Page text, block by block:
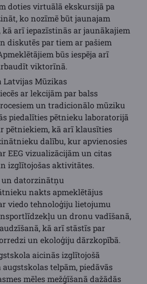
doties virtuālā ekskursijā pa
ko nozīmē būt jaunajam
arī iepazīstinās ar jaunākajiem
diskutēs par tiem ar pašiem
būs iespēja arī
viktorīnā.
Latvijas Mūzikas
ar lekcijām par balss
un tradicionālo mūziku
piedalīties pētnieku laboratorijā
pētniekiem, kā arī klausīties
dalību, kur apvienosies
EEG vizualizācijām un citas
izglītojošas aktivitātes.
datorzinātņu
nakts apmeklētājus
viedo tehnoloģiju lietojumu
un dronu vadīšanā,
kā arī stāstīs par
un ekoloģiju dārzkopībā.
aicinās izglītojošā
telpām, piedāvās
mēles mežģīšanā dažādās